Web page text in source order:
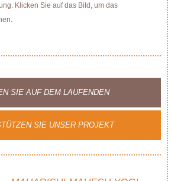
Klicken Sie auf das Bild, um das
SIE AUF DEM LAUFENDEN
SIE UNSER PROJEKT